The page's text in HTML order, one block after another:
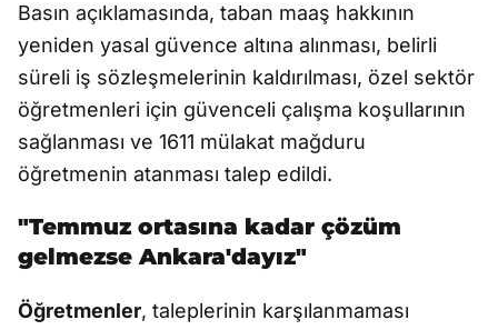
Basın açıklamasında, taban maaş hakkının
yeniden yasal güvence altına alınması, belirli
süreli iş sözleşmelerinin kaldırılması, özel sektör
öğretmenleri için güvenceli çalışma koşullarının
sağlanması ve 1611 mülakat mağduru
öğretmenin atanması talep edildi.
"Temmuz ortasına kadar çözüm
gelmezse Ankara'dayız"
Öğretmenler, taleplerinin karşılanmaması